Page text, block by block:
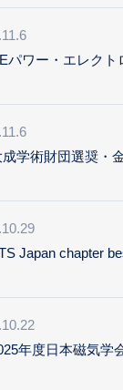
パワー・エレク
成学術財団選奨・
Japan chapter
年度日本磁気学